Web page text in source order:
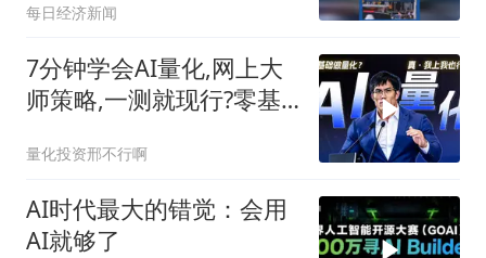
每日经济新闻
7分钟学会AI量化,网上大
师策略,一测就现行?零基
量化的最优方案?不用装
Python,不用写代码,一样
能回测? | 量化
量化投资邢不行啊
AI时代最大的错觉：会用
AI就够了